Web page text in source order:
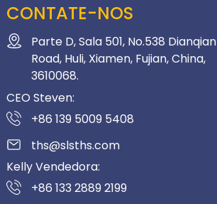
CONTATE-NOS
Parte D, Sala 501, No.538 Dianqian
Road, Huli, Xiamen, Fujian, China,
3610068.
CEO Steven:
+86 139 5009 5408
ths@slsths.com
Kelly Vendedora:
+86 133 2889 2199